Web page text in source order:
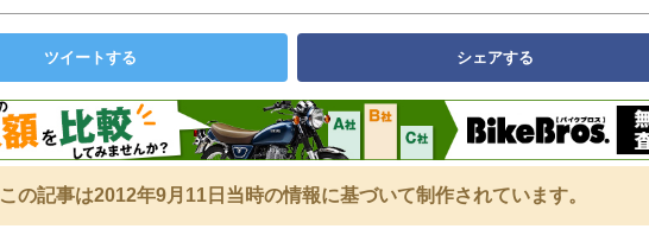
ツイートする シェアする
この記事は2012年9月11日当時の情報に基づいて制作されています。